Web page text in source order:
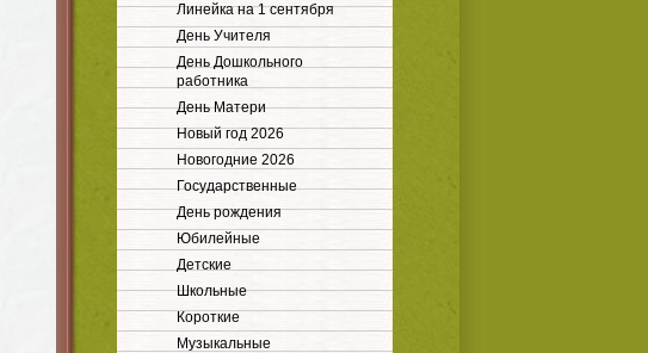
Линейка на 1 сентября
День Учителя
День Дошкольного
работника
День Матери
Новый год 2026
Новогодние 2026
Государственные
День рождения
Юбилейные
Детские
Школьные
Короткие
Музыкальные